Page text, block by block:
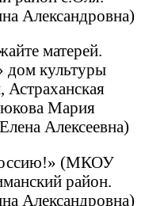
Александровна)
матерей.
культуры
Астраханская
Мария
Алексеевна)
(МКОУ
район.
Александровна)